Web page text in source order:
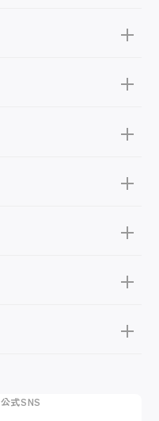
公式SNS